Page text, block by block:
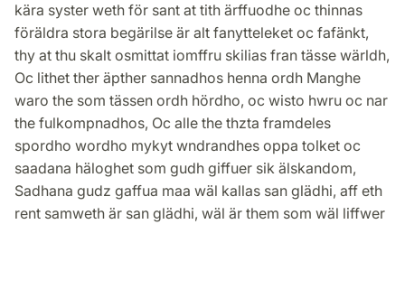
kära syster weth för sant at tith ärffuodhe oc thinnas
föräldra stora begärilse är alt fanytteleket oc fafänkt,
thy at thu skalt osmittat iomffru skilias fran tässe wärldh,
Oc lithet ther äpther sannadhos henna ordh Manghe
waro the som tässen ordh hördho, oc wisto hwru oc nar
the fulkompnadhos, Oc alle the thzta framdeles
spordho wordho mykyt wndrandhes oppa tolket oc
saadana häloghet som gudh giffuer sik älskandom,
Sadhana gudz gaffua maa wäl kallas san glädhi, aff eth
rent samweth är san glädhi, wäl är them som wäl liffwer